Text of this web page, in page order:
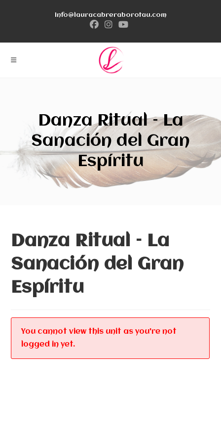
info@lauracabreraborotau.com
Danza Ritual – La
Sanación del Gran
Espíritu
Danza Ritual – La
Sanación del Gran
Espíritu
You cannot view this unit as you're not
logged in yet.